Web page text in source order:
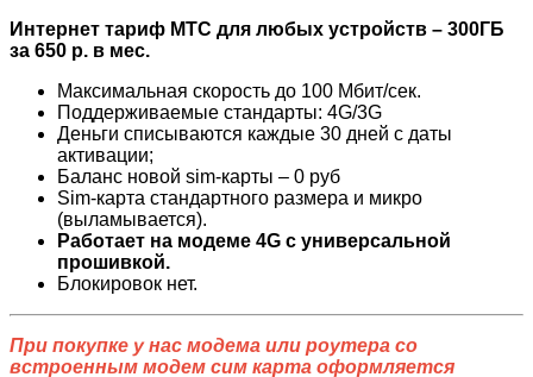
Интернет тариф МТС для любых устройств – 300ГБ
за 650 р. в мес.
Максимальная скорость до 100 Мбит/сек.
Поддерживаемые стандарты: 4G/3G
Деньги списываются каждые 30 дней с даты
активации;
Баланс новой sim-карты – 0 руб
Sim-карта стандартного размера и микро
(выламывается).
Работает на модеме 4G с универсальной
прошивкой.
Блокировок нет.
При покупке у нас модема или роутера со
встроенным модем сим карта оформляется